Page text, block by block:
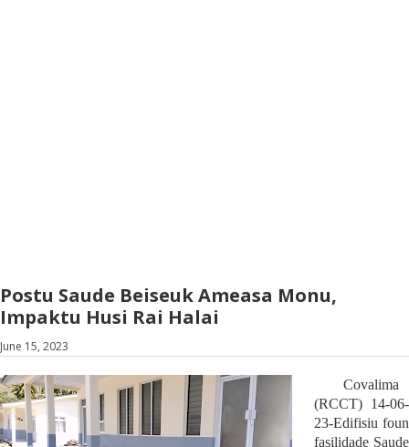
Postu Saude Beiseuk Ameasa Monu,
Impaktu Husi Rai Halai
June 15, 2023
Covalima
(RCCT) 14-06-
23-Edifisiu foun
fasilidade Saude